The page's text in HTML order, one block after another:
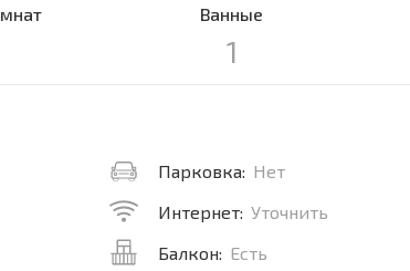
Ванные
1
Парковка: Нет
Интернет: Уточнить
Балкон: Есть